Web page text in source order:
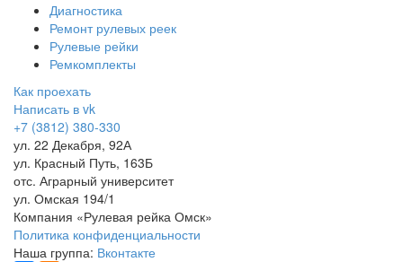
Диагностика
Ремонт рулевых реек
Рулевые рейки
Ремкомплекты
Как проехать
Написать в vk
+7 (3812) 380-330
ул. 22 Декабря, 92А
ул. Красный Путь, 163Б
отс. Аграрный университет
ул. Омская 194/1
Компания «Рулевая рейка Омск»
Политика конфиденциальности
Наша группа: Вконтакте